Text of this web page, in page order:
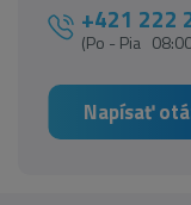
+421 222
(Po - Pia
Napísať